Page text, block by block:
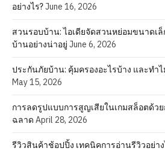
อย่างไร?June 16, 2026
สวนรอบบ้าน: ไอเดียจัดสวนหย่อมขนาดเ
บ้านอย่างน่าอยู่ June 6, 2026
ประกันภัยบ้าน: คุ้มครองอะไรบ้าง และทำ
May 15, 2026
การลดรูปแบบการสูญเสียในเกมสล็อตด้ว
ฉลาด April 28, 2026
รีวิวสินค้าช้อปปิ้ง เทคนิคการอ่านรีวิวอย่า